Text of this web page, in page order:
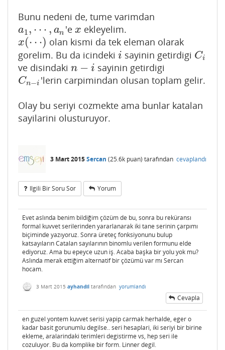
Bunu nedeni de, tume varimdan
a1, ⋯ , an
a1 ,⋯ , a n 'e x
x ekleyelim.
x(⋯)
x(⋯ )
olan kismi da tek eleman olarak
gorelim. Bu da icindeki i
i sayinin getirdigi Ci
Ci
ve disindaki n − i
n−i sayinin getirdigi
Cn−i
Cn−i 'lerin carpimindan olusan toplam gelir.
Olay bu seriyi cozmekte ama bunlar katalan
sayilarini olusturuyor.
3 Mart 2015Sercan (25.6k puan) tarafından cevaplandı
Ilgili Bir Soru Sor Yorum
Evet aslında benim bildiğim çözüm de bu, sonra bu reküransı
formal kuvvet serilerinden yararlanarak iki tane serinin çarpımı
biçiminde yazıyoruz. Sonra üreteç fonksiyonunu bulup
katsayıların Catalan sayılarının binomlu verilen formunu elde
ediyoruz. Ama bu epeyce uzun iş. Acaba başka bir yolu yok mu?
Aslında merak ettiğim alternatif bir çözümü var mı Sercan
hocam.
3 Mart 2015 ayhandil tarafından yorumlandı
Cevapla
en guzel yontem kuvvet serisi yapip carmak herhalde, eger o
kadar basit gorunumlu degilse.. seri hesaplari, iki seriyi bir birine
ekleme, aralarindaki terimleri degistirme vs, hep seri ile
cozuluyor. Bu da komplike bir form. Linner degil.